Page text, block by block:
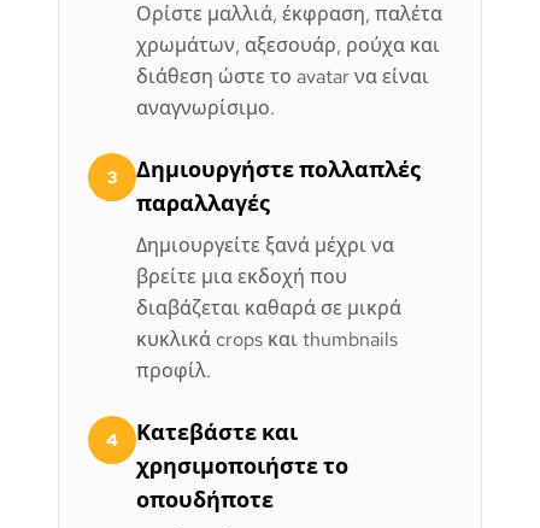
Ορίστε μαλλιά, έκφραση, παλέτα
χρωμάτων, αξεσουάρ, ρούχα και
διάθεση ώστε το avatar να είναι
αναγνωρίσιμο.
3
Δημιουργήστε πολλαπλές
παραλλαγές
Δημιουργείτε ξανά μέχρι να
βρείτε μια εκδοχή που
διαβάζεται καθαρά σε μικρά
κυκλικά crops και thumbnails
προφίλ.
4
Κατεβάστε και
χρησιμοποιήστε το
οπουδήποτε